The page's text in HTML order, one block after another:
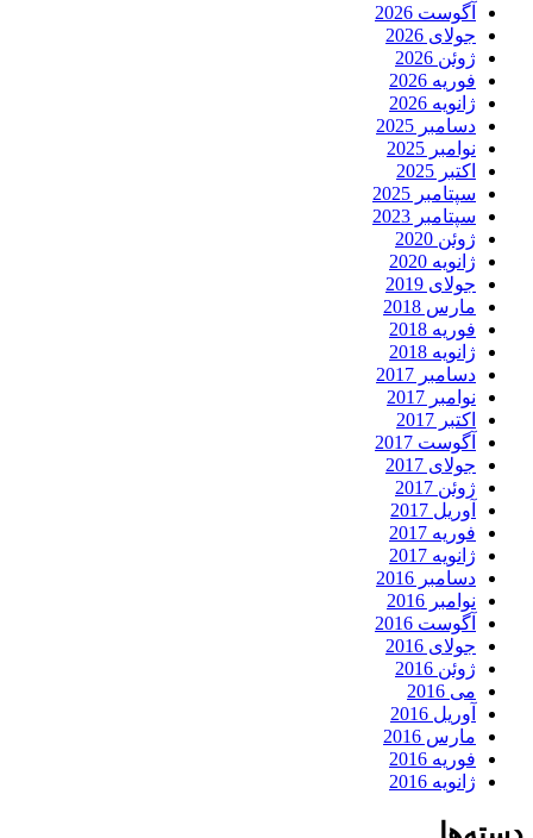
آگوست 2026
جولای 2026
ژوئن 2026
فوریه 2026
ژانویه 2026
دسامبر 2025
نوامبر 2025
اکتبر 2025
سپتامبر 2025
سپتامبر 2023
ژوئن 2020
ژانویه 2020
جولای 2019
مارس 2018
فوریه 2018
ژانویه 2018
دسامبر 2017
نوامبر 2017
اکتبر 2017
آگوست 2017
جولای 2017
ژوئن 2017
آوریل 2017
فوریه 2017
ژانویه 2017
دسامبر 2016
نوامبر 2016
آگوست 2016
جولای 2016
ژوئن 2016
می 2016
آوریل 2016
مارس 2016
فوریه 2016
ژانویه 2016